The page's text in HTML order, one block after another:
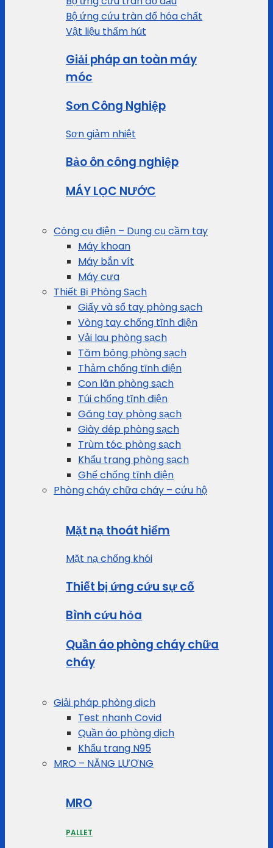
Bộ ứng cứu tràn đổ hóa chất
Vật liệu thấm hút
Giải pháp an toàn máy
móc
Sơn Công Nghiệp
Sơn giảm nhiệt
Bảo ôn công nghiệp
MÁY LỌC NƯỚC
Công cụ điện – Dụng cụ cầm tay
Máy khoan
Máy bắn vít
Máy cưa
Thiết Bị Phòng Sạch
Giấy và sổ tay phòng sạch
Vòng tay chống tĩnh điện
Vải lau phòng sạch
Tăm bông phòng sạch
Thảm chống tĩnh điện
Con lăn phòng sạch
Túi chống tĩnh điện
Găng tay phòng sạch
Giày dép phòng sạch
Trùm tóc phòng sạch
Khẩu trang phòng sạch
Ghế chống tĩnh điện
Phòng cháy chữa cháy – cứu hộ
Mặt nạ thoát hiểm
Mặt nạ chống khói
Thiết bị ứng cứu sự cố
Bình cứu hỏa
Quần áo phòng cháy chữa
cháy
Giải pháp phòng dịch
Test nhanh Covid
Quần áo phòng dịch
Khẩu trang N95
MRO – NĂNG LƯỢNG
MRO
PALLET